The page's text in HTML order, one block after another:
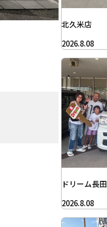
北久米店
2026.8.08
ドリーム長
2026.8.08